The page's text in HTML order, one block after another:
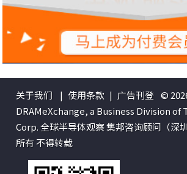
关于我们 | 使用条款 | 广告刊登 ©
DRAMeXchange, a Business Division of
Corp. 全球半导体观察 集邦咨询顾问（深
所有 不得转载